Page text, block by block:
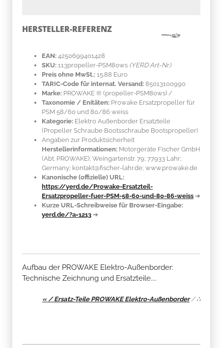
HERSTELLER-REFERENZ
EAN: 4250699401428
SKU: 113propeller-PSM80ws (YERD Art-Nr.)
Preis ohne MwSt.: 15.88 Euro
TARIC-Code für internat. Versand: 85013100990
Marke: PROWAKE ® (propeller-PSM80ws) /
Taxonomie / Enitäten: Prowake Ersatzpropeller für
PSM 58/60 und 80/86 weiss
Kategorie: Elektro Außenborder Ersatzteile
(Propeller Schraube Bootsschraube Bootspropeller)
Angaben zur Produktsicherheit
Herstellerinformationen: Motorgeräte Fischer GmbH
(Abt. PROWAKE); Weingartenstr. 79; 77933 Lahr;
Germany; kontakt@fischer-lahr.de; www.prowake.de
Kanonische (offizielle) URL:
https://yerd.de/Prowake-Ersatzteil-
Ersatzpropeller-fuer-PSM-58-60-und-80-86-weiss ➔
Kurze URL-Schreibweise für Browser-Eingabe:
yerd.de/?a=1213 ➔
Aufbau der PROWAKE Elektro-Außenborder:
Technische Zeichnung und Ersatzteile....
« / Ersatz-Teile PROWAKE Elektro-Außenborder/∴